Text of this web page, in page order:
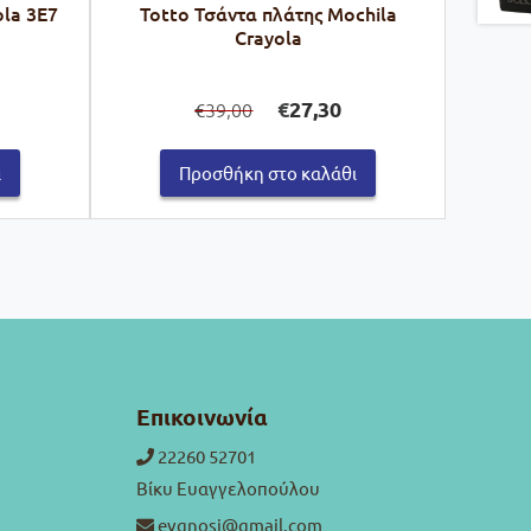
3E7
Totto Τσάντα πλάτης Mochila
Crayola
€39,00
price
€39,00.
€27,30τρέχουσα
είναι:
€27,30.
Προσθήκη στο καλάθι
Επικοινωνία
22260 52701
Βίκυ Ευαγγελοπούλου
evgnosi@gmail.com